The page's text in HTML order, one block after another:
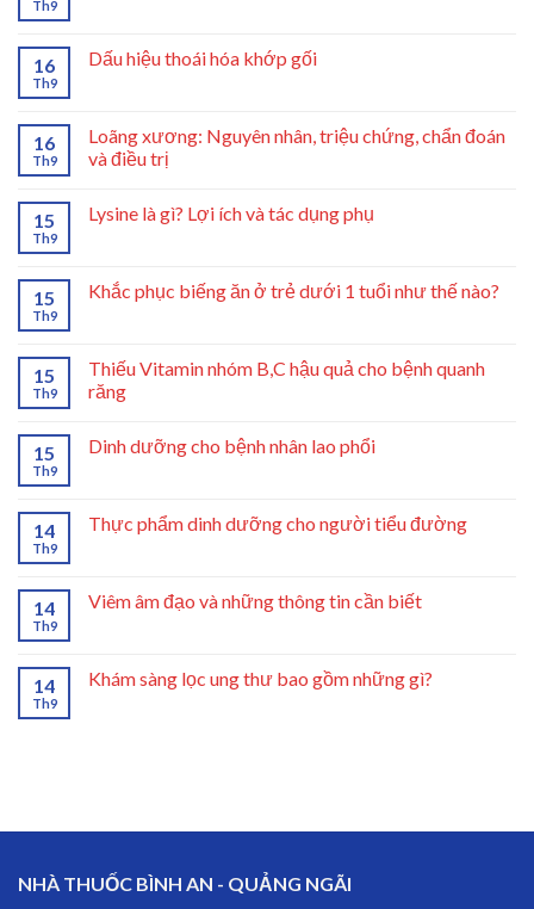
Th9
16
Th9
Dấu hiệu thoái hóa khớp gối
16
Th9
Loãng xương: Nguyên nhân, triệu chứng, chẩn đoán
và điều trị
15
Th9
Lysine là gì? Lợi ích và tác dụng phụ
15
Th9
Khắc phục biếng ăn ở trẻ dưới 1 tuổi như thế nào?
15
Th9
Thiếu Vitamin nhóm B,C hậu quả cho bệnh quanh
răng
15
Th9
Dinh dưỡng cho bệnh nhân lao phổi
14
Th9
Thực phẩm dinh dưỡng cho người tiểu đường
14
Th9
Viêm âm đạo và những thông tin cần biết
14
Th9
Khám sàng lọc ung thư bao gồm những gì?
NHÀ THUỐC BÌNH AN - QUẢNG NGÃI